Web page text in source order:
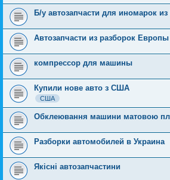
Б/у автозапчасти для иномарок
Автозапчасти из разборок Европы
компрессор для машины
Купили нове авто з США
США
Обклеювання машини матовою
Разборки автомобилей в Украина
Якісні автозапчастини